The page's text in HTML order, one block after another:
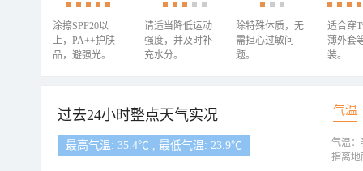
涂擦SPF20以
上，PA++护肤
品，避强光。
请适当降低运动
强度，并及时补
充水分。
除特殊体质，无
需担心过敏问
题。
适合穿
薄外套
装。
过去24小时整点天气实况 气温
最高气温: 35.4℃ , 最低气温: 23.9℃
气温：
指离地